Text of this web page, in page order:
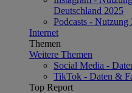
Deutschland 2025
Podcasts - Nutzung
Internet
Themen
Weitere Themen
Social Media -
TikTok - Daten &
Top Report